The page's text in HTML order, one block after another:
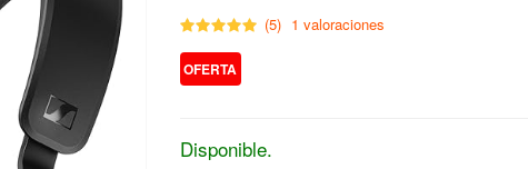
(5) 1 valoraciones
OFERTA
Disponible.